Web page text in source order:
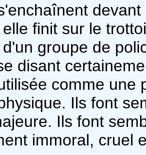
finit sur le
groupe de
disant
comme une
Ils font
Ils font
immoral, cruel